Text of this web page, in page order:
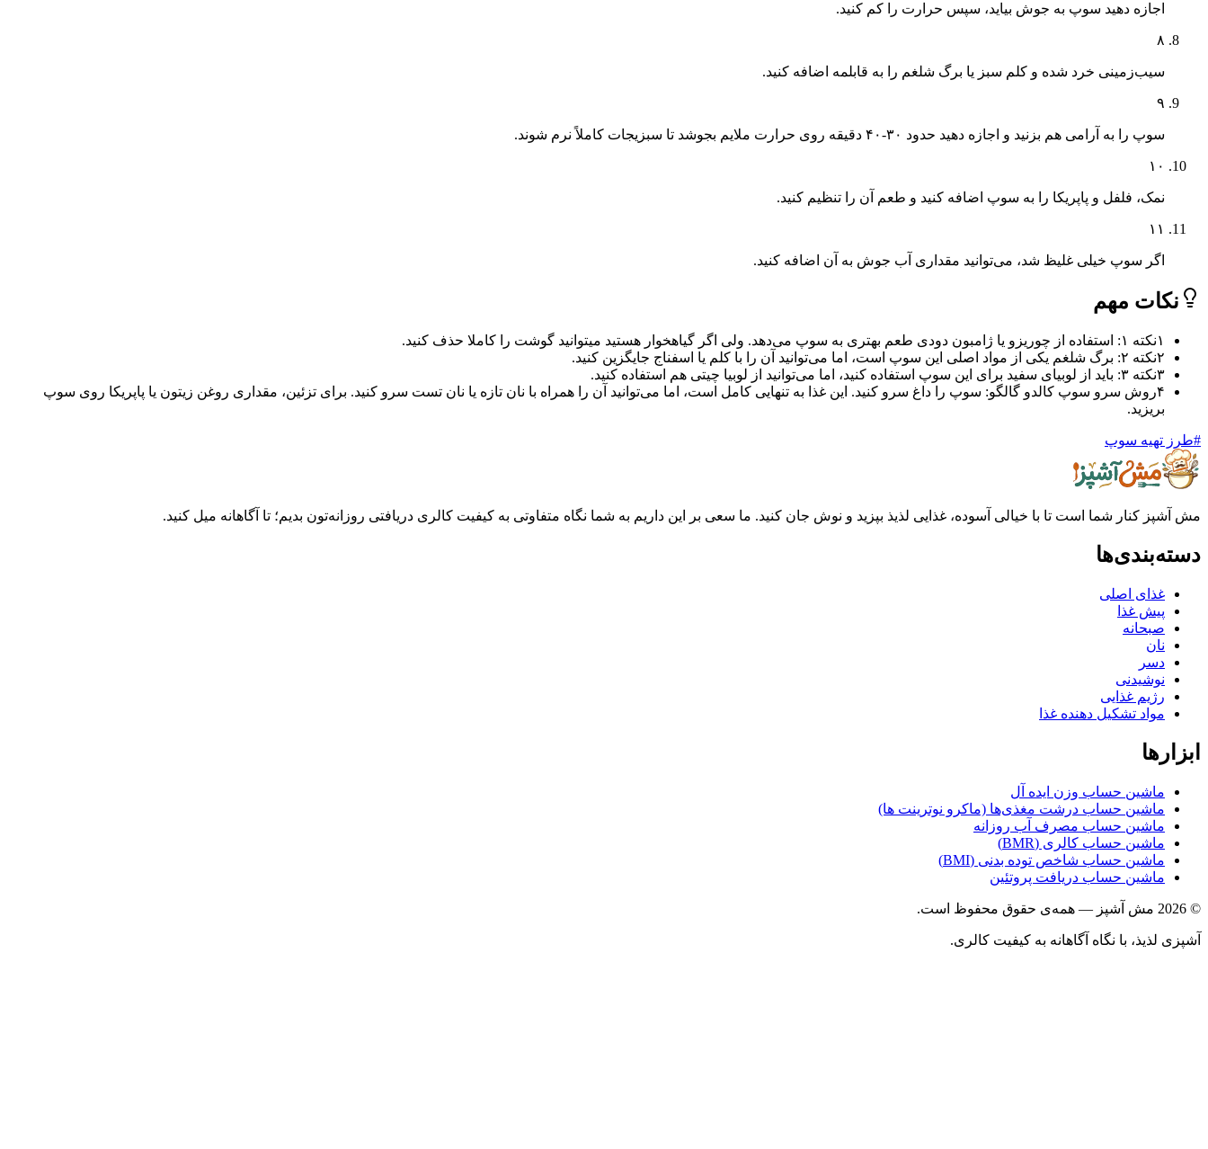
اجازه دهید سوپ به جوش بیاید، سپس حرارت را کم کنید.
۸
سیب‌زمینی خرد شده و کلم سبز یا برگ شلغم را به قابلمه اضافه کنید.
۹
سوپ را به آرامی هم بزنید و اجازه دهید حدود ۳۰-۴۰ دقیقه روی حرارت ملایم بجوشد تا سبزیجات کاملاً نرم شوند.
۱۰
نمک، فلفل و پاپریکا را به سوپ اضافه کنید و طعم آن را تنظیم کنید.
۱۱
اگر سوپ خیلی غلیظ شد، می‌توانید مقداری آب جوش به آن اضافه کنید.
نکات مهم
۱نکته ۱: استفاده از چوریزو یا ژامبون دودی طعم بهتری به سوپ می‌دهد. ولی اگر گیاهخوار هستید میتوانید گوشت را کاملا حذف کنید.
۲نکته ۲: برگ شلغم یکی از مواد اصلی این سوپ است، اما می‌توانید آن را با کلم یا اسفناج جایگزین کنید.
۳نکته ۳: باید از لوبیای سفید برای این سوپ استفاده کنید، اما می‌توانید از لوبیا چیتی هم استفاده کنید.
۴روش سرو سوپ کالدو گالگو: سوپ را داغ سرو کنید. این غذا به تنهایی کامل است، اما می‌توانید آن را همراه با نان تازه یا نان تست سرو کنید. برای تزئین، مقداری روغن زیتون یا پاپریکا روی سوپ
بریزید.
#طرز تهیه سوپ
مش آشپز کنار شما است تا با خیالی آسوده، غذایی لذیذ بپزید و نوش جان کنید. ما سعی بر این داریم به شما نگاه متفاوتی به کیفیت کالری دریافتی روزانه‌تون بدیم؛ تا آگاهانه میل کنید.
دسته‌بندی‌ها
غذای اصلی
پیش غذا
صبحانه
نان
دسر
نوشیدنی
رژیم غذایی
مواد تشکیل دهنده غذا
ابزارها
ماشین حساب وزن ایده آل
ماشین حساب درشت مغذی‌ها (ماکرو نوترینت ها)
ماشین حساب مصرف آب روزانه
ماشین حساب کالری (BMR)
ماشین حساب شاخص توده بدنی (BMI)
ماشین حساب دریافت پروتئین
© 2026 مش آشپز — همه‌ی حقوق محفوظ است.
آشپزی لذیذ، با نگاه آگاهانه به کیفیت کالری.